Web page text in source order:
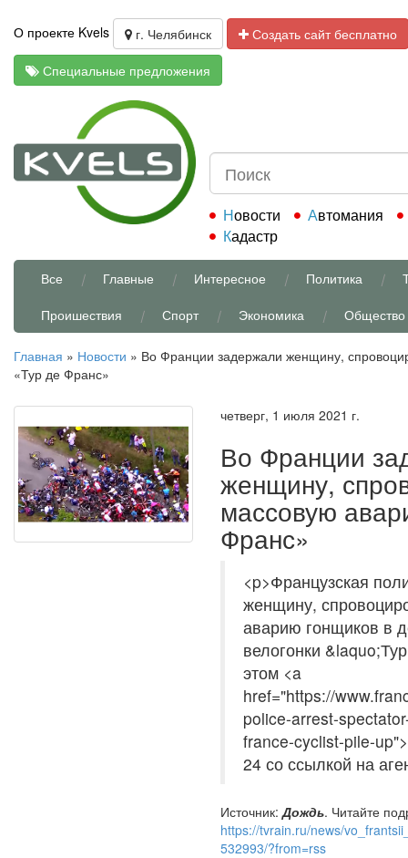
О проекте Kvels г. Челябинск
Создать сайт бесплатно
Специальные предложения
Новости
Автомания
Кадастр
Все Главные Интересное Политика
Проишествия
Спорт Экономика Общество
Главная » Новости » Во Франции задержали женщину,
«Тур де Франс»
четверг, 1 июля 2021 г.
Во Франции
женщину,
массовую
Франс»
<p>Французская
женщину,
аварию гонщиков в
велогонки
этом <a
href="https://
police-arrest-
france-cyclist-pile-
24 со ссылкой на
Источник:Дождь. Читайте
https://tvrain.ru/news/
532993/?from=rss